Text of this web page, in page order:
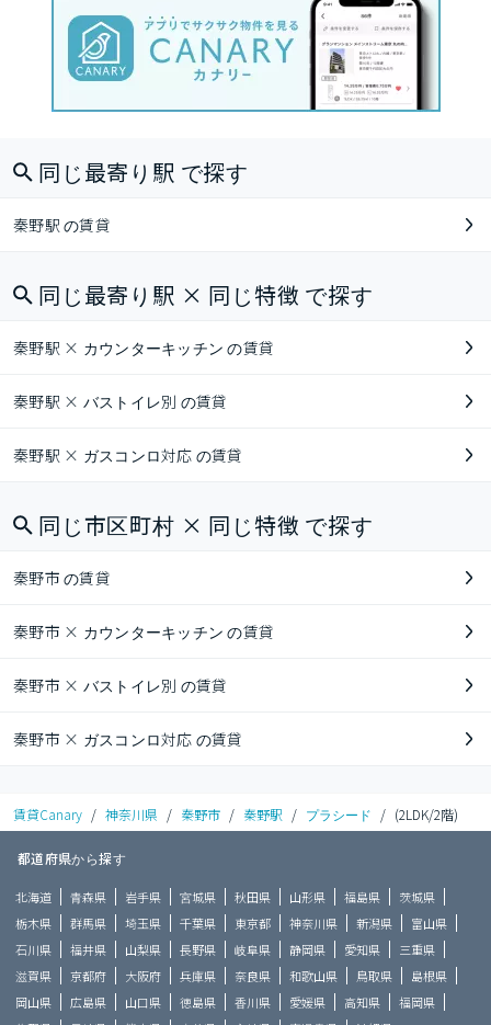
同じ最寄り駅 で探す
秦野駅 の賃貸
同じ最寄り駅 × 同じ特徴 で探す
秦野駅 × カウンターキッチン の賃貸
秦野駅 × バストイレ別 の賃貸
秦野駅 × ガスコンロ対応 の賃貸
同じ市区町村 × 同じ特徴 で探す
秦野市 の賃貸
秦野市 × カウンターキッチン の賃貸
秦野市 × バストイレ別 の賃貸
秦野市 × ガスコンロ対応 の賃貸
賃貸Canary / 神奈川県 / 秦野市 / 秦野駅 / プラシード / (2LDK/2階)
都道府県から探す
北海道 青森県 岩手県 宮城県 秋田県 山形県 福島県
茨城県
栃木県
群馬県 埼玉県 千葉県 東京都 神奈川県 新潟県
富山県
石川県
福井県 山梨県 長野県 岐阜県 静岡県 愛知県
三重県
滋賀県
京都府 大阪府 兵庫県 奈良県 和歌山県 鳥取県
島根県
岡山県
広島県 山口県 徳島県 香川県 愛媛県 高知県
福岡県